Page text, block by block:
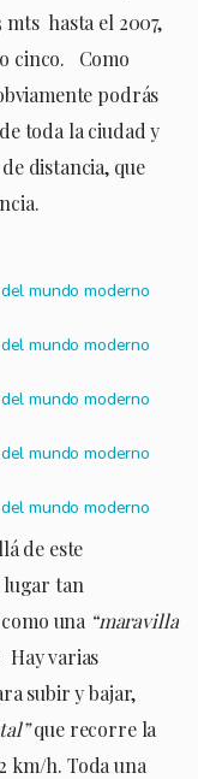
mts hasta el 2007,
cinco. Como
podrás
toda la ciudad y
distancia, que
de este
lugar tan
una “maravilla
Hay varias
subir y bajar,
que recorre la
km/h. Toda una